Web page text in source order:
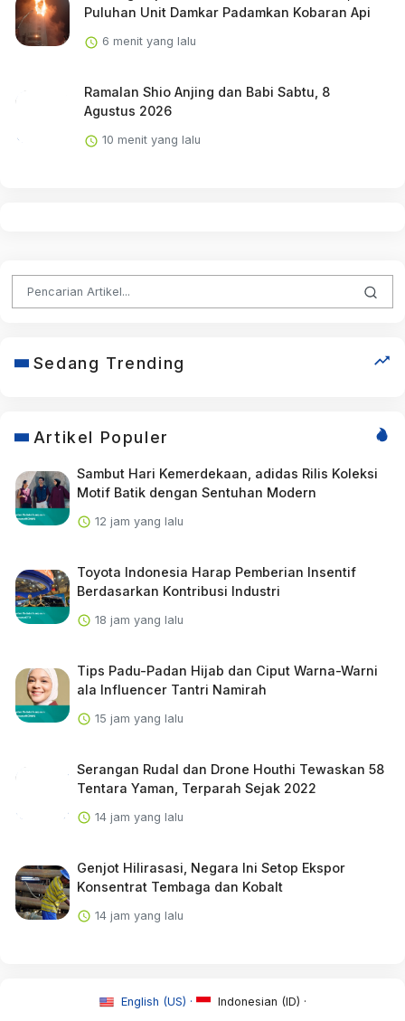
Puluhan Unit Damkar Padamkan Kobaran Api
6 menit yang lalu
Ramalan Shio Anjing dan Babi Sabtu, 8
Agustus 2026
10 menit yang lalu
Sedang Trending
Artikel Populer
Sambut Hari Kemerdekaan, adidas Rilis Koleksi
Motif Batik dengan Sentuhan Modern
12 jam yang lalu
Toyota Indonesia Harap Pemberian Insentif
Berdasarkan Kontribusi Industri
18 jam yang lalu
Tips Padu-Padan Hijab dan Ciput Warna-Warni
ala Influencer Tantri Namirah
15 jam yang lalu
Serangan Rudal dan Drone Houthi Tewaskan 58
Tentara Yaman, Terparah Sejak 2022
14 jam yang lalu
Genjot Hilirasasi, Negara Ini Setop Ekspor
Konsentrat Tembaga dan Kobalt
14 jam yang lalu
English (US) ·
Indonesian (ID) ·